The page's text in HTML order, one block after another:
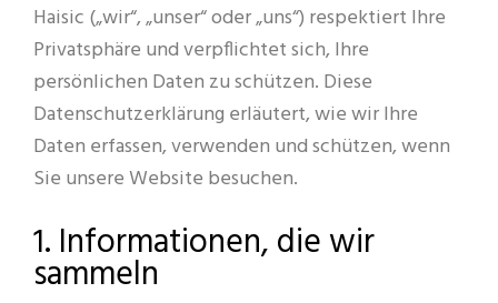
NL
UR
Haisic („wir“, „unser“ oder „uns“) respektiert Ihre
Privatsphäre und verpflichtet sich, Ihre
persönlichen Daten zu schützen. Diese
Datenschutzerklärung erläutert, wie wir Ihre
Daten erfassen, verwenden und schützen, wenn
Sie unsere Website besuchen.
1. Informationen, die wir
sammeln